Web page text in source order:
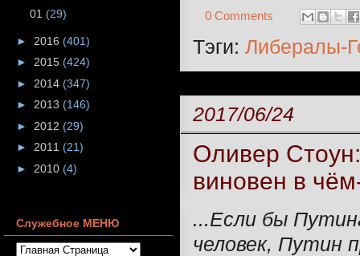
0 Comments
Тэги: Либералы-
2017/06/24
Оливер Стоун:
виновен в
...Если бы
человек, Путин
01 (29)
► 2016 (401)
► 2015 (424)
► 2014 (347)
► 2013 (146)
► 2012 (29)
► 2011 (21)
► 2010 (4)
Служебное МЕНЮ